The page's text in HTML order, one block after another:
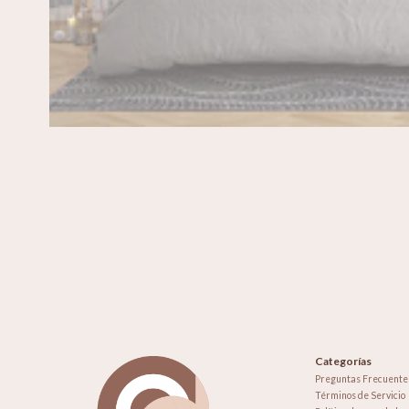
Categorías
Preguntas
Términos de Servicio